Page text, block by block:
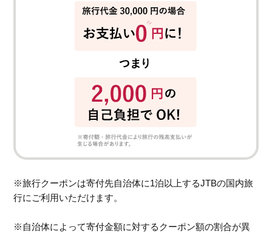
※旅行クーポンは寄付先自治体に1泊以上するJTBの国内旅
行にご利用いただけます。
※自治体によって寄付金額に対するクーポン額の割合が異